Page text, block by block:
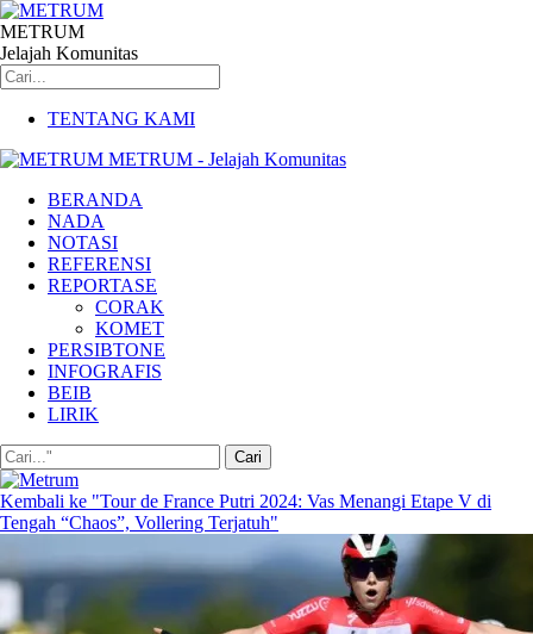
METRUM
Jelajah Komunitas
TENTANG KAMI
METRUM - Jelajah Komunitas
BERANDA
NADA
NOTASI
REFERENSI
REPORTASE
CORAK
KOMET
PERSIBTONE
INFOGRAFIS
BEIB
LIRIK
Kembali ke "Tour de France Putri 2024: Vas Menangi Etape V di
Tengah “Chaos”, Vollering Terjatuh"